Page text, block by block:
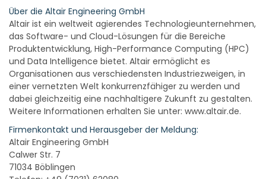
Über die Altair Engineering GmbH
Altair ist ein weltweit agierendes Technologieunternehmen,
das Software- und Cloud-Lösungen für die Bereiche
Produktentwicklung, High-Performance Computing (HPC)
und Data Intelligence bietet. Altair ermöglicht es
Organisationen aus verschiedensten Industriezweigen, in
einer vernetzten Welt konkurrenzfähiger zu werden und
dabei gleichzeitig eine nachhaltigere Zukunft zu gestalten.
Weitere Informationen erhalten Sie unter: www.altair.de.
Firmenkontakt und Herausgeber der Meldung:
Altair Engineering GmbH
Calwer Str. 7
71034 Böblingen